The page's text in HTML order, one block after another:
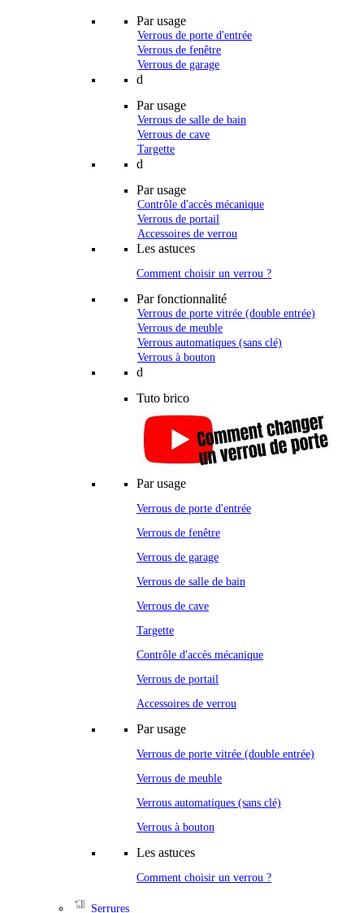
Par usage
Verrous de porte d'entrée
Verrous de fenêtre
Verrous de garage
d
Par usage
Verrous de salle de bain
Verrous de cave
Targette
d
Par usage
Contrôle d'accès mécanique
Verrous de portail
Accessoires de verrou
Les astuces
Comment choisir un verrou ?
Par fonctionnalité
Verrous de porte vitrée (double entrée)
Verrous de meuble
Verrous automatiques (sans clé)
Verrous à bouton
d
Tuto brico
Par usage
Verrous de porte d'entrée
Verrous de fenêtre
Verrous de garage
Verrous de salle de bain
Verrous de cave
Targette
Contrôle d'accès mécanique
Verrous de portail
Accessoires de verrou
Par usage
Verrous de porte vitrée (double entrée)
Verrous de meuble
Verrous automatiques (sans clé)
Verrous à bouton
Les astuces
Comment choisir un verrou ?
Serrures